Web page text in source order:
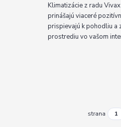
Klimatizácie z radu
prinášajú viaceré
prispievajú k pohodliu a
prostrediu vo vašom
strana